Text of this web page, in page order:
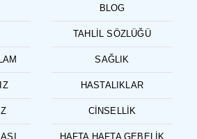
BLOG
TAHLIL SÖZLÜĞÜ
SAĞLIK
HASTALIKLAR
CINSELLIK
HAFTA HAFTA GEBELIK